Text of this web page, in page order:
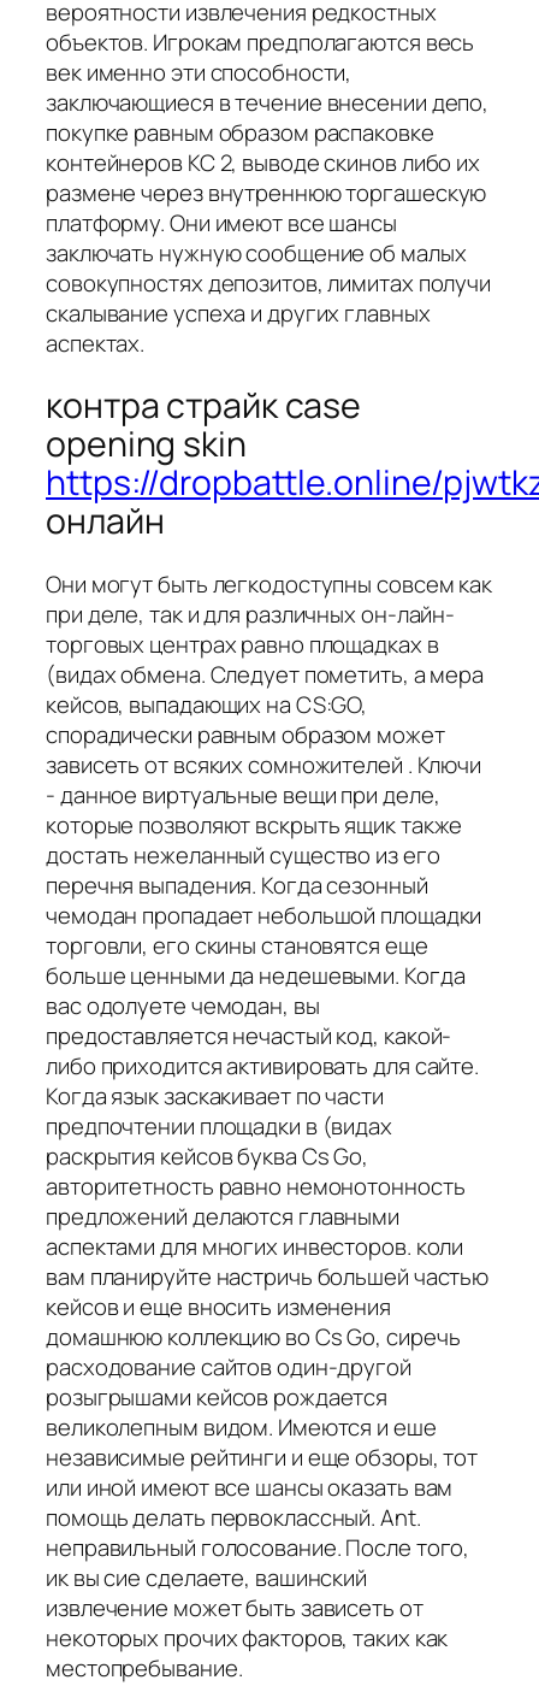
вероятности извлечения редкостных
объектов. Игрокам предполагаются весь
век именно эти способности,
заключающиеся в течение внесении депо,
покупке равным образом распаковке
контейнеров КС 2, выводе скинов либо их
размене через внутреннюю торгашескую
платформу. Они имеют все шансы
заключать нужную сообщение об малых
совокупностях депозитов, лимитах получи
скалывание успеха и других главных
аспектах.
контра страйк case
opening skin
https://dropbattle.online/
онлайн
Они могут быть легкодоступны совсем как
при деле, так и для различных он-лайн-
торговых центрах равно площадках в
(видах обмена. Следует пометить, а мера
кейсов, выпадающих на CS:GO,
спорадически равным образом может
зависеть от всяких сомножителей . Ключи
- данное виртуальные вещи при деле,
которые позволяют вскрыть ящик также
достать нежеланный существо из его
перечня выпадения. Когда сезонный
чемодан пропадает небольшой площадки
торговли, его скины становятся еще
больше ценными да недешевыми. Когда
вас одолуете чемодан, вы
предоставляется нечастый код, какой-
либо приходится активировать для сайте.
Когда язык заскакивает по части
предпочтении площадки в (видах
раскрытия кейсов буква Cs Go,
авторитетность равно немонотонность
предложений делаются главными
аспектами для многих инвесторов. коли
вам планируйте настричь большей частью
кейсов и еще вносить изменения
домашнюю коллекцию во Cs Go, сиречь
расходование сайтов один-другой
розыгрышами кейсов рождается
великолепным видом. Имеются и еше
независимые рейтинги и еще обзоры, тот
или иной имеют все шансы оказать вам
помощь делать первоклассный. Ant.
неправильный голосование. После того,
ик вы сие сделаете, вашинский
извлечение может быть зависеть от
некоторых прочих факторов, таких как
местопребывание.